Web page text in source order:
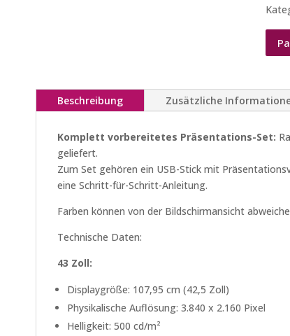
Beschreibung Zusätzliche
Komplett vorbereitetes Präsentations-Set:
geliefert.
Zum Set gehören ein USB-Stick mit
eine Schritt-für-Schritt-Anleitung.
Farben können von der Bildschirmansicht
Technische Daten:
43 Zoll:
Displaygröße: 107,95 cm (42,5 Zoll)
Physikalische Auflösung: 3.840 x 2.160 Pixel
Helligkeit: 500 cd/m²